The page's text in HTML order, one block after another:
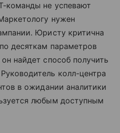
команды не успевают
нужен
Юристу критична
десяткам параметров
найдет способ получить
колл-центра
в ожидании аналитики
любым доступным